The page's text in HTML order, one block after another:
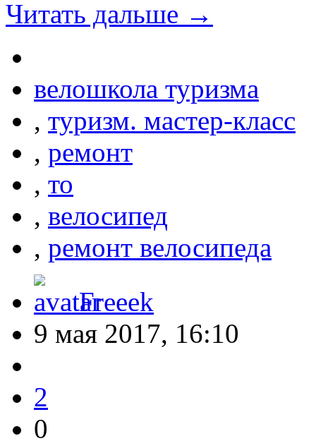
Читать дальше →
велошкола туризма
, туризм. мастер-класс
, ремонт
, то
, велосипед
, ремонт велосипеда
Freeek
9 мая 2017, 16:10
2
0